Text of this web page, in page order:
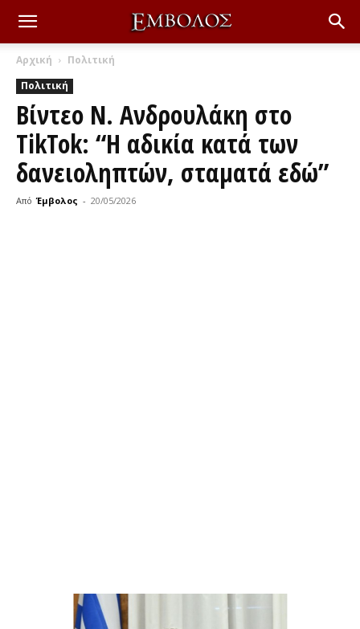
Αρχική
Πολιτική
Πολιτική
Βίντεο Ν. Ανδρουλάκη στο
TikTok: “Η αδικία κατά των
δανειοληπτών, σταματά εδώ”
Από Έμβολος - 20/05/2026